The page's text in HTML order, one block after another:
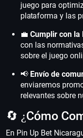
juego para
plataforma y las
💼 Cumplir con la
con las
sobre el juego
📢 Envío de
enviaremos
relevantes sobre
🔄 ¿Cómo
En Pin Up Bet